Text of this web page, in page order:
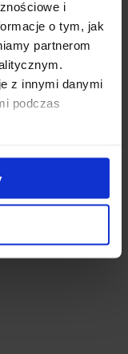
i
o tym, jak
partnerom
z innymi danymi
podczas